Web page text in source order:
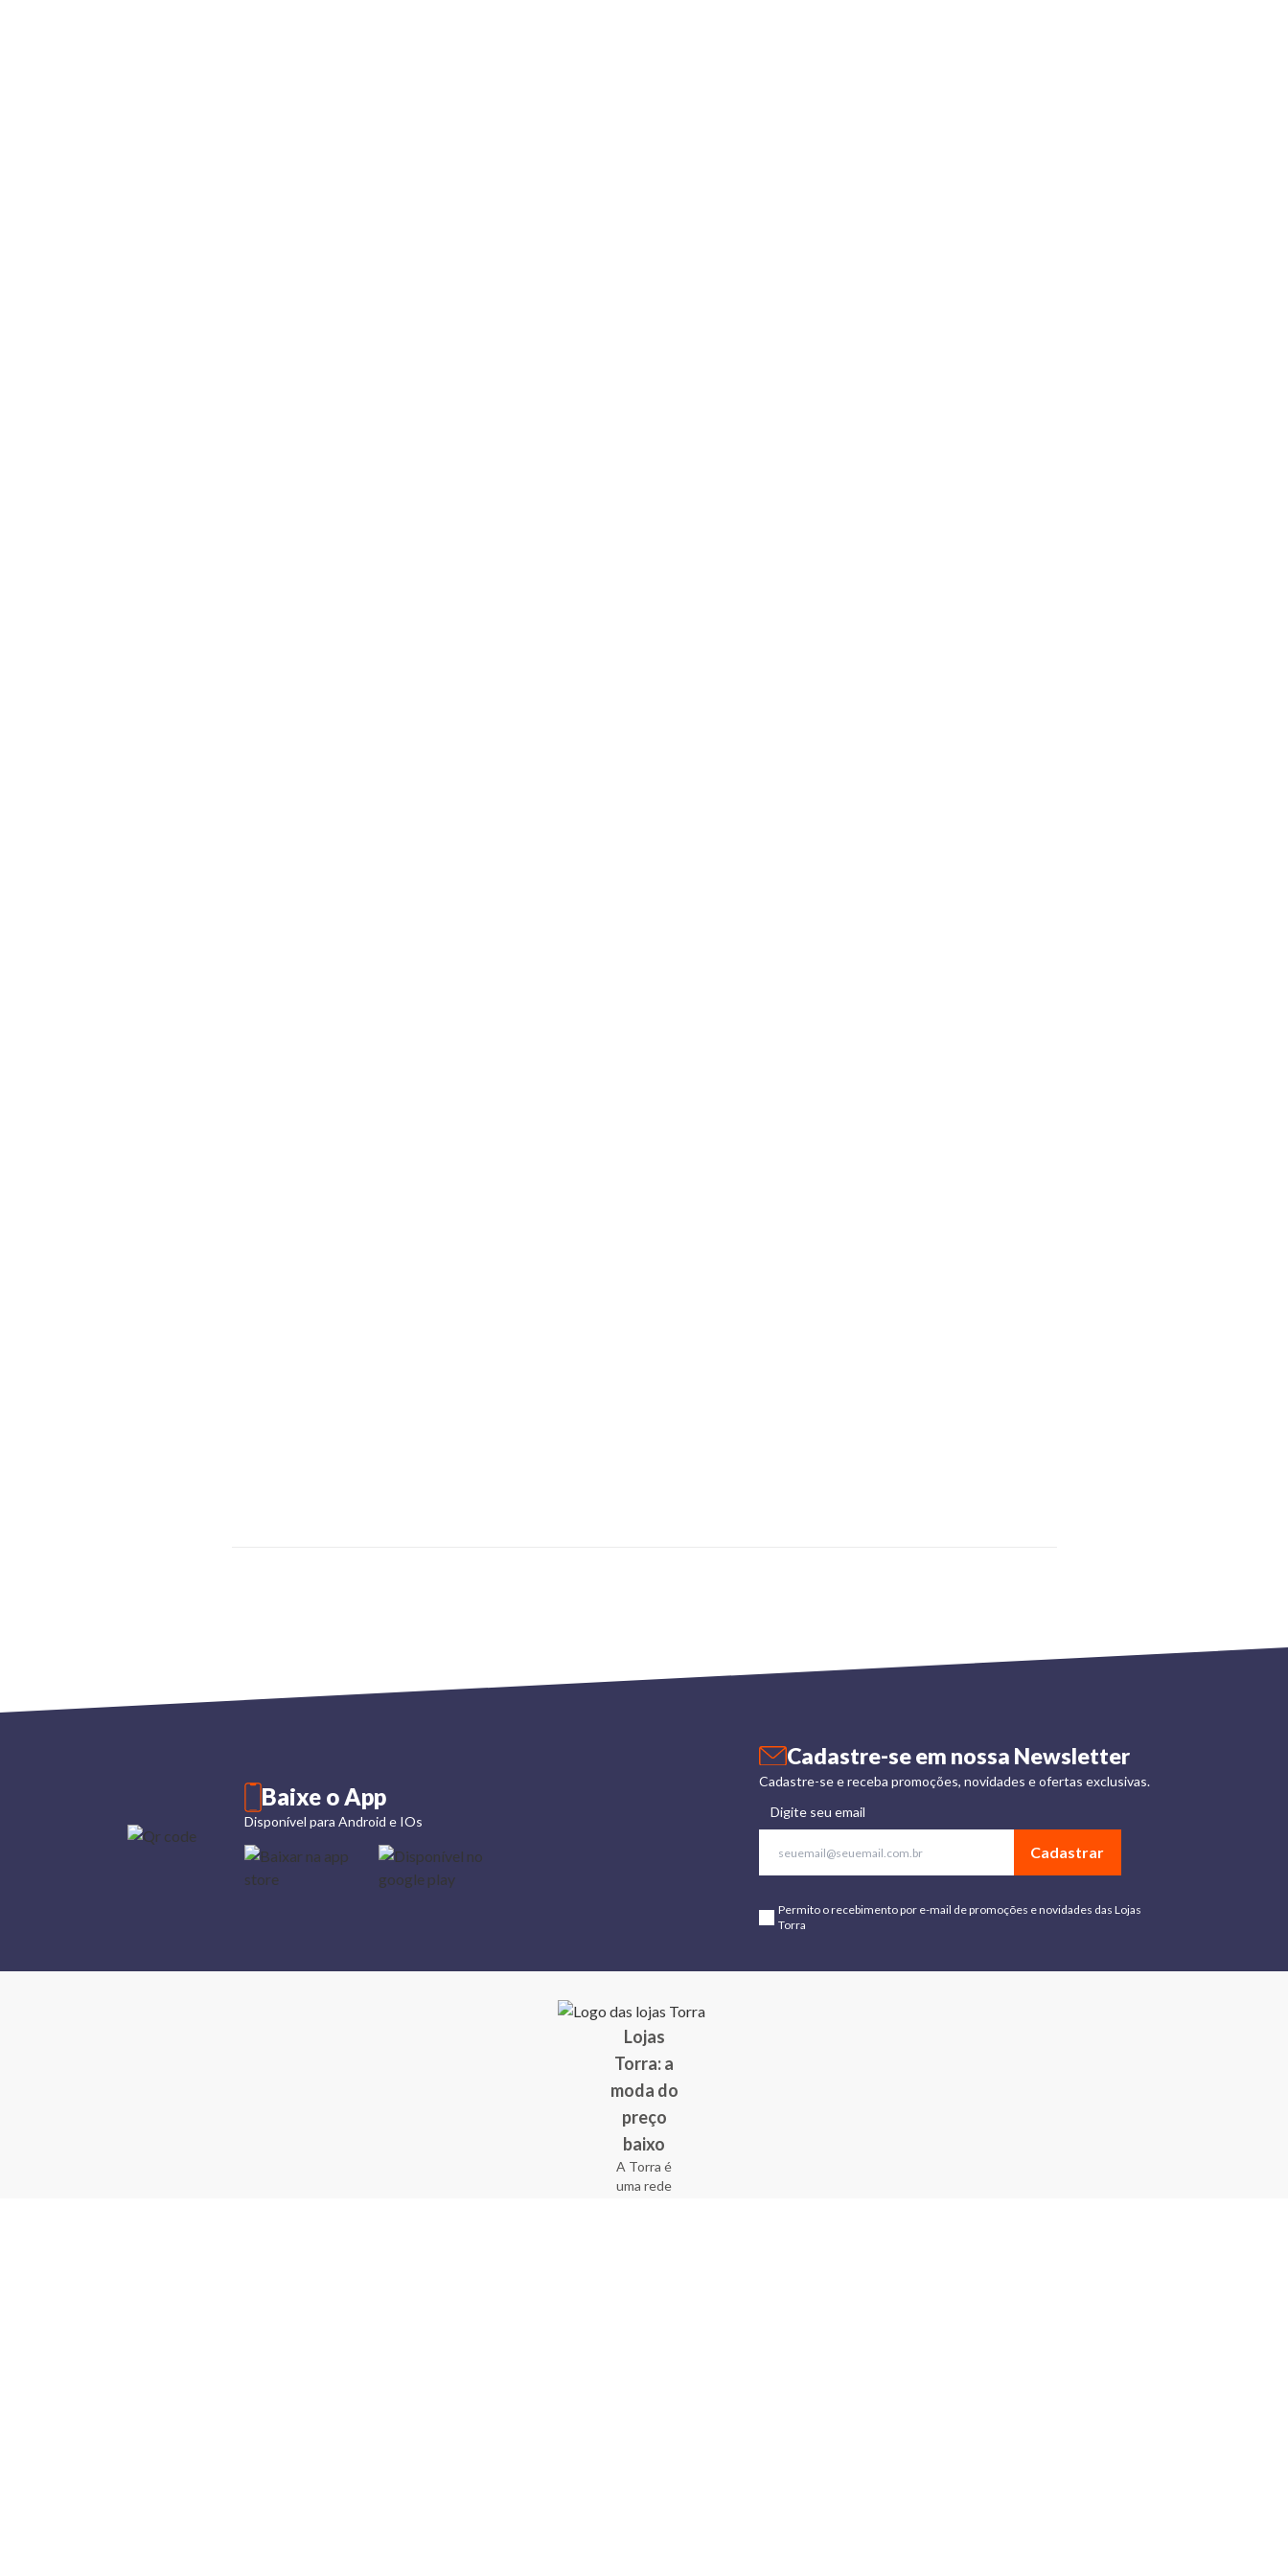
Cadastre-se em nossa Newsletter
Cadastre-se e receba promoções, novidades e ofertas exclusivas.
Digite seu email
Cadastrar
Permito o recebimento por e-mail de promoções e novidades das Lojas
Torra
Baixe o App
Disponível para Android e IOs
Lojas
Torra: a
moda do
preço
baixo
A Torra é
uma rede